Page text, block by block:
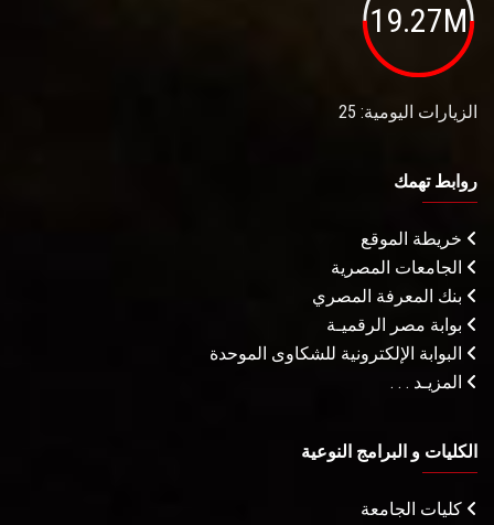
19.27M
الزيارات اليومية: 25
روابط تهمك
خريطة الموقع
الجامعات المصرية
بنك المعرفة المصري
بوابة مصر الرقميـة
البوابة الإلكترونية للشكاوى الموحدة
المزيـد . . .
الكليات و البرامج النوعية
كليات الجامعة